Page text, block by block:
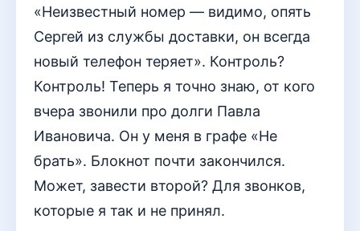
«Неизвестный номер — видимо, опять
Сергей из службы доставки, он всегда
новый телефон теряет». Контроль?
Контроль! Теперь я точно знаю, от кого
вчера звонили про долги Павла
Ивановича. Он у меня в графе «Не
брать». Блокнот почти закончился.
Может, завести второй? Для звонков,
которые я так и не принял.